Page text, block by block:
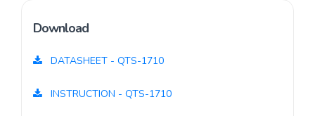
Download
DATASHEET - QTS-1710
INSTRUCTION - QTS-1710